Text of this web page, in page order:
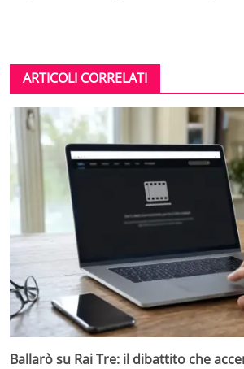
ARTICOLI CORRELATI
Ballarò su Rai Tre: il dibattito che